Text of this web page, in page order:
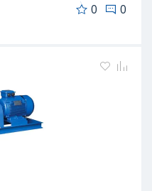
0 0